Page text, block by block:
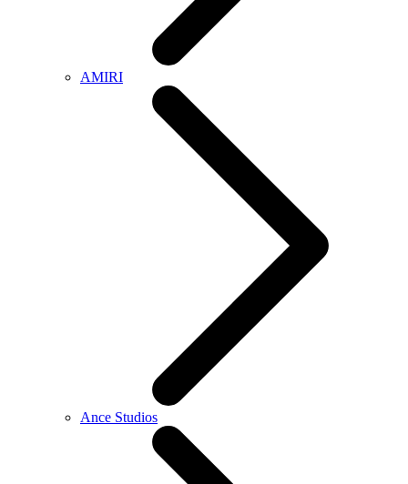
AMIRI
Ance Studios